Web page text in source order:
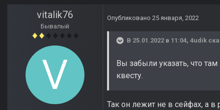
vitalik76
Бывалый
Опубликовано 25 января, 2022
В 25.01.2022 в 11:04, 4udik
Вы забыли указать, что
квесту.
Так он лежит не в сейфах, а